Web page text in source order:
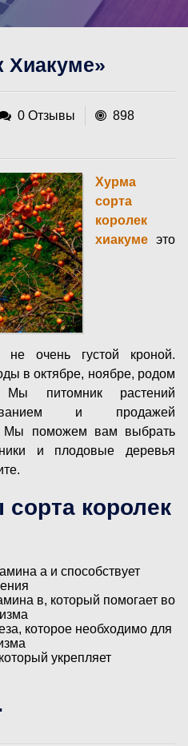
Хиакуме»
0 Отзывы
898
Хурма
сорта
королек
хиакуме это
не очень густой кроной.
в октябре, ноябре, родом
питомник растений
и продажей
Мы поможем вам выбрать
и плодовые деревья
королек
а и способствует
в, который помогает во
которое необходимо для
укрепляет